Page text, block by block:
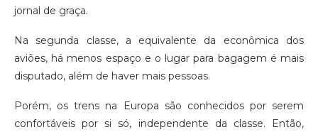
jornal de graça.
Na segunda classe, a equivalente da econômica dos
aviões, há menos espaço e o lugar para bagagem é mais
disputado, além de haver mais pessoas.
Porém, os trens na Europa são conhecidos por serem
confortáveis por si só, independente da classe. Então,